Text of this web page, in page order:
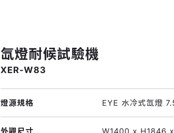
氙燈耐候試驗機
XER-W83
燈源規格 EYE 水冷式氙燈
外觀尺寸 W1400 x H1846